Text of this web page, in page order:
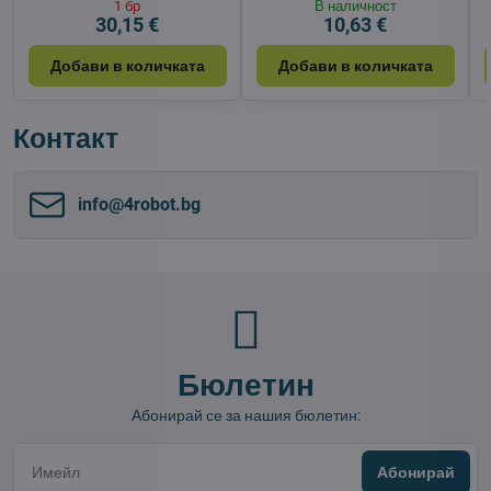
1 бр
30,15 €
Добави в количката
В наличност
10,63 €
Добави в количката
Контакт
info​@4robot​.bg
Бюлетин
Абонирай се за нашия бюлетин:
Абонирай